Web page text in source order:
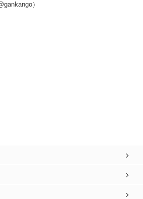
）